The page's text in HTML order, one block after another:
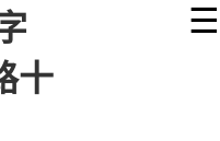
☰
明
導覽